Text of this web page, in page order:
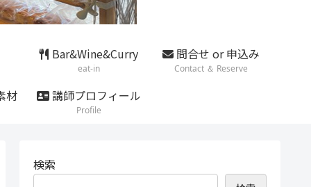
Bar&Wine&Curry
eat-in
問合せ or 申込み
Contact ＆ Reserve
材 講師プロフィール
Profile
検索